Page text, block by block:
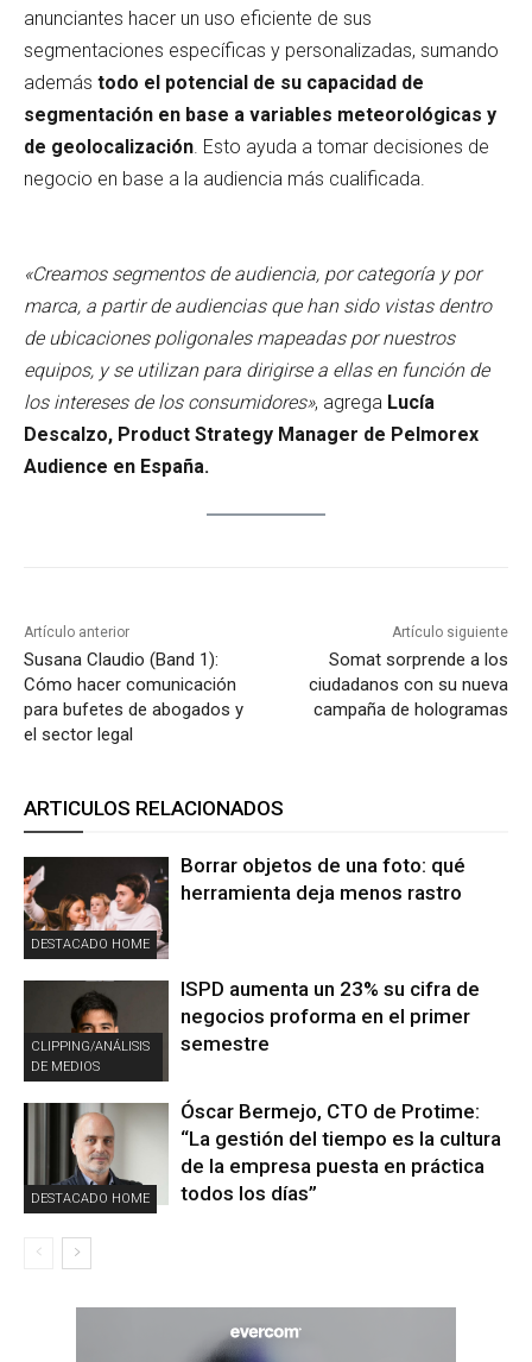
anunciantes hacer un uso eficiente de sus
segmentaciones específicas y personalizadas, sumando
además todo el potencial de su capacidad de
segmentación en base a variables meteorológicas y
de geolocalización. Esto ayuda a tomar decisiones de
negocio en base a la audiencia más cualificada.
«Creamos segmentos de audiencia, por categoría y por
marca, a partir de audiencias que han sido vistas dentro
de ubicaciones poligonales mapeadas por nuestros
equipos, y se utilizan para dirigirse a ellas en función de
los intereses de los consumidores», agrega Lucía
Descalzo, Product Strategy Manager de Pelmorex
Audience en España.
Artículo anterior
Susana Claudio (Band 1):
Cómo hacer comunicación
para bufetes de abogados y
el sector legal
Artículo siguiente
Somat sorprende a los
ciudadanos con su nueva
campaña de hologramas
ARTICULOS RELACIONADOS
DESTACADO HOME
Borrar objetos de una foto: qué
herramienta deja menos rastro
CLIPPING/ANÁLISIS
DE MEDIOS
ISPD aumenta un 23% su cifra de
negocios proforma en el primer
semestre
DESTACADO HOME
Óscar Bermejo, CTO de Protime:
“La gestión del tiempo es la cultura
de la empresa puesta en práctica
todos los días”